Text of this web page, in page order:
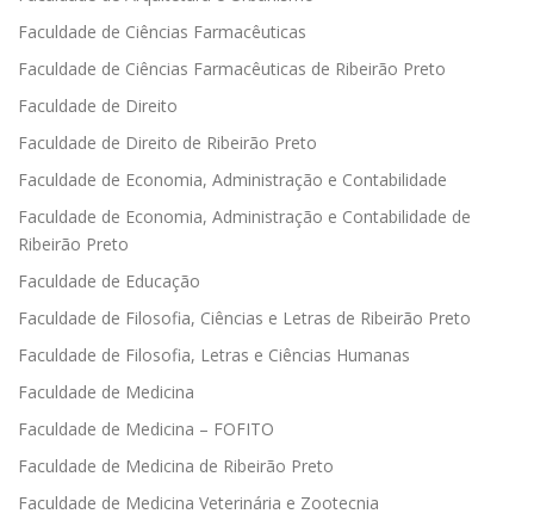
Faculdade de Ciências Farmacêuticas
Faculdade de Ciências Farmacêuticas de Ribeirão Preto
Faculdade de Direito
Faculdade de Direito de Ribeirão Preto
Faculdade de Economia, Administração e Contabilidade
Faculdade de Economia, Administração e Contabilidade de
Ribeirão Preto
Faculdade de Educação
Faculdade de Filosofia, Ciências e Letras de Ribeirão Preto
Faculdade de Filosofia, Letras e Ciências Humanas
Faculdade de Medicina
Faculdade de Medicina – FOFITO
Faculdade de Medicina de Ribeirão Preto
Faculdade de Medicina Veterinária e Zootecnia